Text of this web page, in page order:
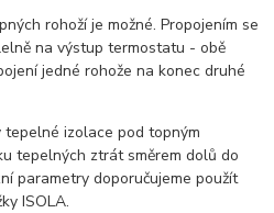
rohoží je možné. Propojením se
na výstup termostatu - obě
jedné rohože na konec druhé
izolace pod topným
tepelných ztrát směrem dolů do
parametry doporučujeme použít
ISOLA.